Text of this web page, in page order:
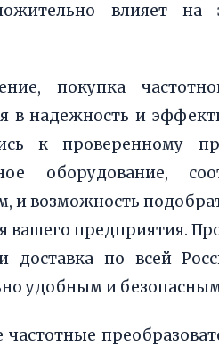
влияет на
покупка
в надежность и
к проверенному
оборудование,
и возможность
вашего предприятия.
доставка по всей
удобным и